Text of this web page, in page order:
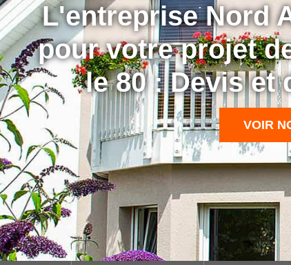
L'entreprise Nord
pour votre projet
le 80 : Devis et
VOIR